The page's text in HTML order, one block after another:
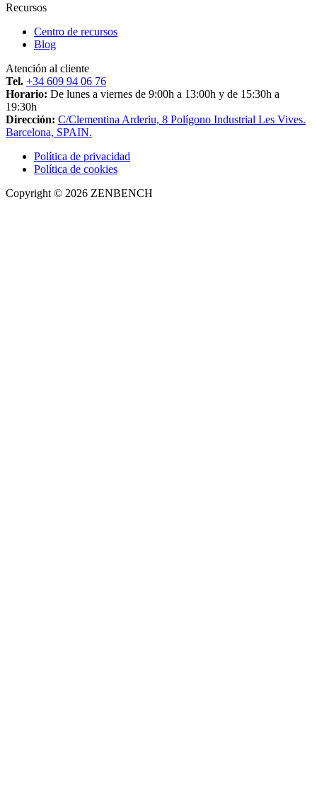
Recursos
Centro de recursos
Blog
Atención al cliente
Tel. +34 609 94 06 76
Horario: De lunes a viernes de 9:00h a 13:00h y de 15:30h a
19:30h
Dirección: C/Clementina Arderiu, 8 Polígono Industrial Les Vives.
Barcelona, SPAIN.
Política de privacidad
Política de cookies
Copyright © 2026 ZENBENCH